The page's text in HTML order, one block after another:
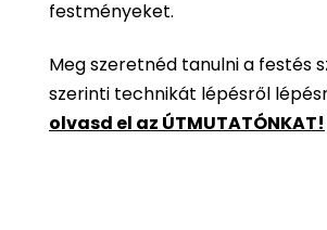
festményeket.
Meg szeretnéd tanulni a festés
szerinti technikát lépésről
olvasd el az ÚTMUTATÓNKAT!